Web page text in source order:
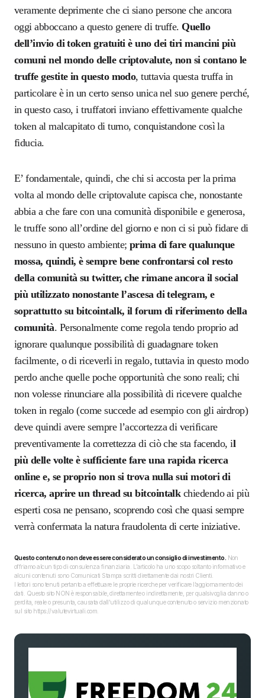
veramente deprimente che ci siano persone che ancora
oggi abboccano a questo genere di truffe. Quello
dell’invio di token gratuiti è uno dei tiri mancini più
comuni nel mondo delle criptovalute, non si contano le
truffe gestite in questo modo, tuttavia questa truffa in
particolare è in un certo senso unica nel suo genere perché,
in questo caso, i truffatori inviano effettivamente qualche
token al malcapitato di turno, conquistandone così la
fiducia.
E’ fondamentale, quindi, che chi si accosta per la prima
volta al mondo delle criptovalute capisca che, nonostante
abbia a che fare con una comunità disponibile e generosa,
le truffe sono all’ordine del giorno e non ci si può fidare di
nessuno in questo ambiente; prima di fare qualunque
mossa, quindi, è sempre bene confrontarsi col resto
della comunità su twitter, che rimane ancora il social
più utilizzato nonostante l’ascesa di telegram, e
soprattutto su bitcointalk, il forum di riferimento della
comunità. Personalmente come regola tendo proprio ad
ignorare qualunque possibilità di guadagnare token
facilmente, o di riceverli in regalo, tuttavia in questo modo
perdo anche quelle poche opportunità che sono reali; chi
non volesse rinunciare alla possibilità di ricevere qualche
token in regalo (come succede ad esempio con gli airdrop)
deve quindi avere sempre l’accortezza di verificare
preventivamente la correttezza di ciò che sta facendo, il
più delle volte è sufficiente fare una rapida ricerca
online e, se proprio non si trova nulla sui motori di
ricerca, aprire un thread su bitcointalkchiedendo ai più
esperti cosa ne pensano, scoprendo così che quasi sempre
verrà confermata la natura fraudolenta di certe iniziative.
Questo contenuto non deve essere considerato un consiglio di investimento. Non
offriamo alcun tipo di consulenza finanziaria. L’articolo ha uno scopo soltanto informativo e
alcuni contenuti sono Comunicati Stampa scritti direttamente dai nostri Clienti.
I lettori sono tenuti pertanto a effettuare le proprie ricerche per verificare l’aggiornamento dei
dati. Questo sito NON è responsabile, direttamente o indirettamente, per qualsivoglia danno o
perdita, reale o presunta, causata dall'utilizzo di qualunque contenuto o servizio menzionato
sul sito https://valutevirtuali.com.